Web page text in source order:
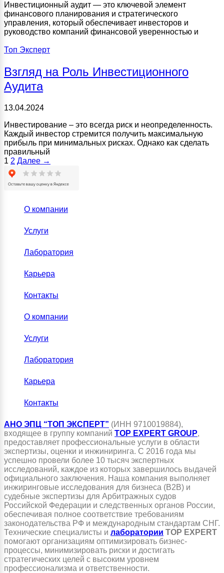
Инвестиционный аудит — это ключевой элемент
финансового планирования и стратегического
управления, который обеспечивает инвесторов и
руководство компаний финансовой уверенностью и
Топ Эксперт
Взгляд на Роль Инвестиционного
Аудита
13.04.2024
Инвестирование – это всегда риск и неопределенность.
Каждый инвестор стремится получить максимальную
прибыль при минимальных рисках. Однако как сделать
правильный
1 2 Далее →
О компании
Услуги
Лаборатория
Карьера
Контакты
О компании
Услуги
Лаборатория
Карьера
Контакты
АНО ЭПЦ “ТОП ЭКСПЕРТ” (ИНН 9710019884),
входящее в группу компаний TOP EXPERT GROUP,
предоставляет профессиональные услуги в области
экспертизы, оценки и инжиниринга. С 2016 года мы
успешно провели более 10 тысяч экспертных
исследований, каждое из которых завершилось выдачей
официального заключения. Наша компания выполняет
инжиринговые исследования для бизнеса (B2B) и
судебные экспертизы для Арбитражных судов
Российской Федерации и следственных органов России,
обеспечивая полное соответствие требованиям
законодательства РФ и международным стандартам СНГ.
Технические специалисты и лаборатории TOP EXPERT
помогают организациям оптимизировать бизнес-
процессы, минимизировать риски и достигать
стратегических целей с высоким уровнем
профессионализма и ответственности.